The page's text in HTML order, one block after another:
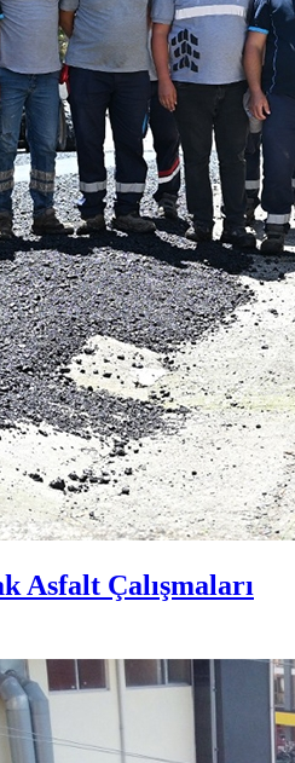
Asfalt Çalışmaları